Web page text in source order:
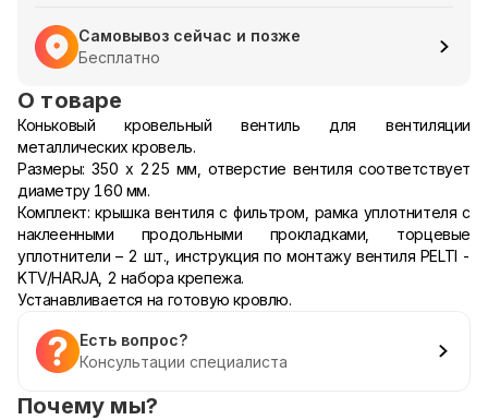
Самовывоз сейчас и позже
Бесплатно
О товаре
Коньковый кровельный вентиль для вентиляции
металлических кровель.
Размеры: 350 х 225 мм, отверстие вентиля соответствует
диаметру 160 мм.
Комплект: крышка вентиля с фильтром, рамка уплотнителя с
наклеенными продольными прокладками, торцевые
уплотнители – 2 шт., инструкция по монтажу вентиля PELTI -
KTV/HARJA, 2 набора крепежа.
Устанавливается на готовую кровлю.
Есть вопрос?
Консультации специалиста
Почему мы?